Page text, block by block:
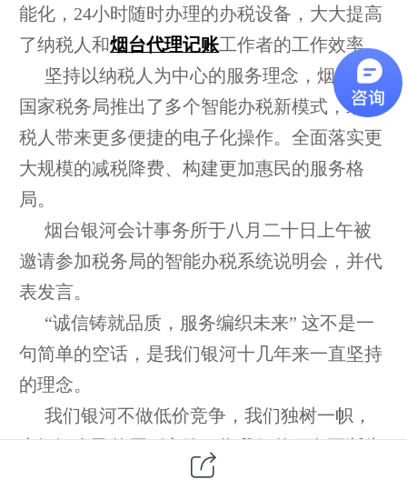
能化， 24小时随时办理的办税设备，大大提高
了纳税人和烟台代理记账 工作者的工作效率。
坚持以纳税人为中心的服务理念，烟台市
国家税务局推出了多个智能办税新模式，给纳
税人带来更多便捷的电子化操作。全面落实更
大规模的减税降费、构建更加惠民的服务格
局。
烟台银河会计事务所于八月二十日上午被
邀请参加税务局的智能办税系统说明会，并代
表发言。
“诚信铸就品质，服务编织未来” 这不是一
句简单的空话，是我们银河十几年来一直坚持
的理念。
我们银河不做低价竞争，我们独树一帜，
客户创造价值。立志为烟台代理记